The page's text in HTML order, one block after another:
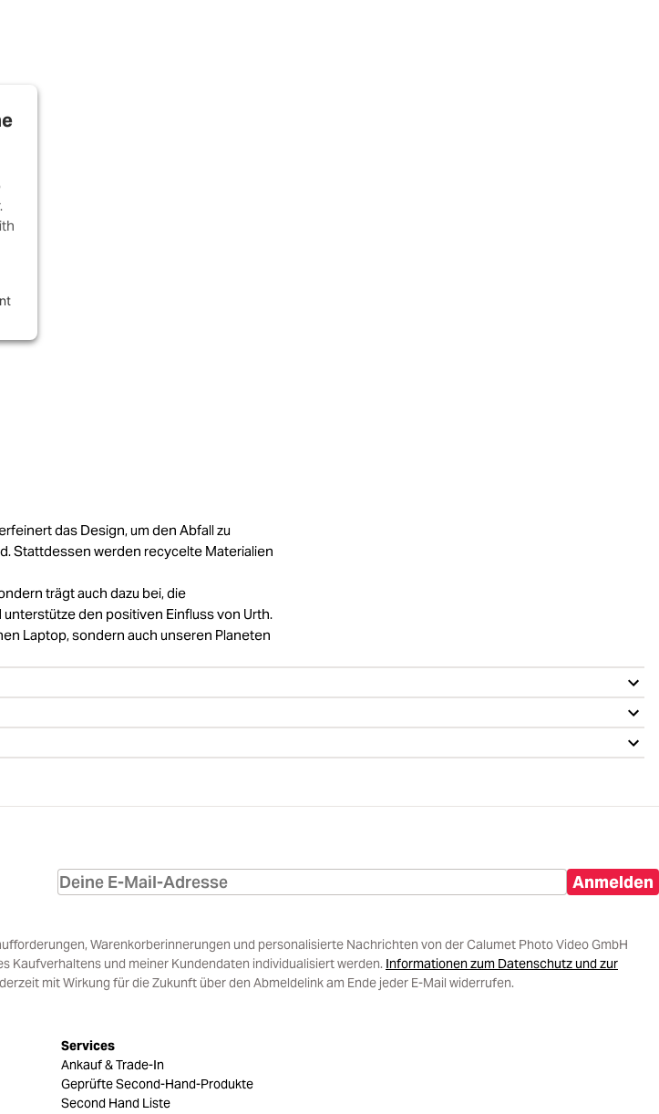
das Design, um den Abfall zu
Stattdessen werden recycelte Materialien
trägt auch dazu bei, die
den positiven Einfluss von Urth.
Laptop, sondern auch unseren Planeten
Anmelden
Warenkorberinnerungen und personalisierte Nachrichten von der Calumet Photo Video GmbH
Kaufverhaltens und meiner Kundendaten individualisiert werden. Informationen zum Datenschutz und zur
mit Wirkung für die Zukunft über den Abmeldelink am Ende jeder E-Mail widerrufen.
Services
Ankauf & Trade-In
Geprüfte Second-Hand-Produkte
Second Hand Liste